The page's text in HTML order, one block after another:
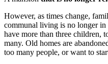
However, as times change,
communal living is no longer
have more than three children,
many. Old homes are
too many people, or want to